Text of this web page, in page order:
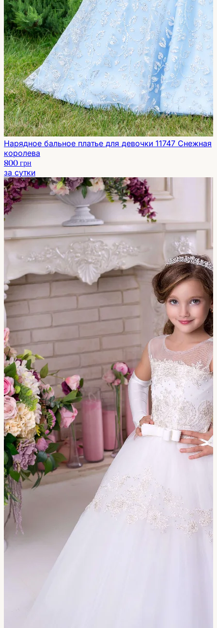
Нарядное бальное платье для девочки 11747 Снежная
королева
800 грн
за сутки